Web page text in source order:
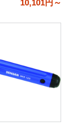
10,101円～